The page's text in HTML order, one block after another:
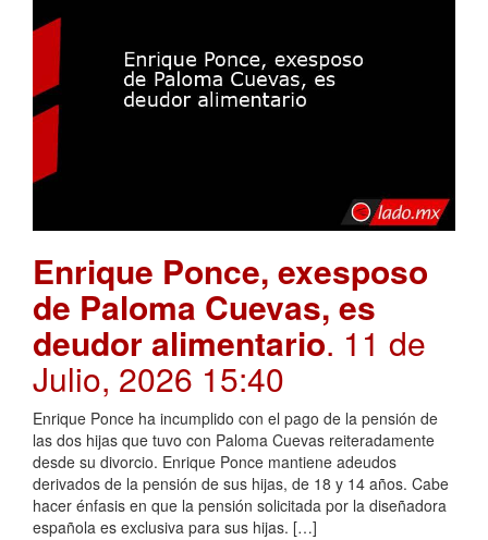
Enrique Ponce, exesposo
de Paloma Cuevas, es
deudor alimentario. 11 de
Julio, 2026 15:40
Enrique Ponce ha incumplido con el pago de la pensión de
las dos hijas que tuvo con Paloma Cuevas reiteradamente
desde su divorcio. Enrique Ponce mantiene adeudos
derivados de la pensión de sus hijas, de 18 y 14 años. Cabe
hacer énfasis en que la pensión solicitada por la diseñadora
española es exclusiva para sus hijas. […]